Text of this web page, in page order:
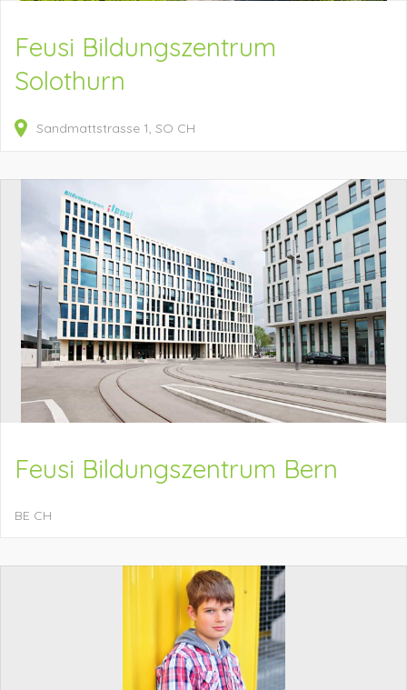
Feusi Bildungszentrum
Solothurn
Sandmattstrasse 1 SO CH
Feusi Bildungszentrum Bern
BE CH